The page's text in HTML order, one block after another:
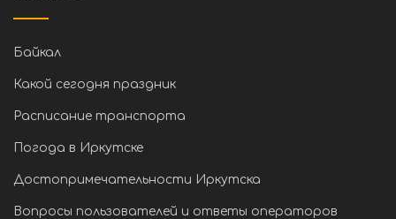
Байкал
Какой сегодня праздник
Расписание транспорта
Погода в Иркутске
Достопримечательности Иркутска
Вопросы пользователей и ответы операторов